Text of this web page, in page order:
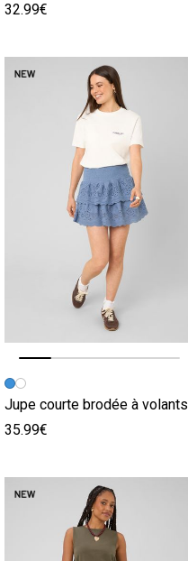
32.99€
Image précédente
Image suivante
Jupe courte brodée à volants
35.99€